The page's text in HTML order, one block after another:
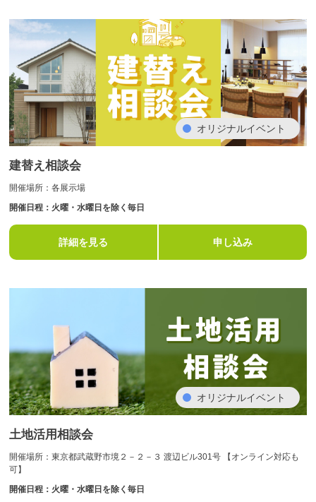
オリジナルイベント
建替え相談会
開催場所：各展示場
開催日程：火曜・水曜日を除く毎日
詳細を見る 申し込み
オリジナルイベント
土地活用相談会
開催場所：東京都武蔵野市境２－２－３ 渡辺ビル301号 【オンライン対応も
可】
開催日程：火曜・水曜日を除く毎日